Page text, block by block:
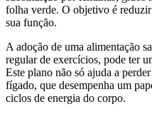
folha verde. O objetivo é
sua função.
A adoção de uma alimentação
regular de exercícios, pode ter
Este plano não só ajuda a
fígado, que desempenha um
ciclos de energia do corpo.